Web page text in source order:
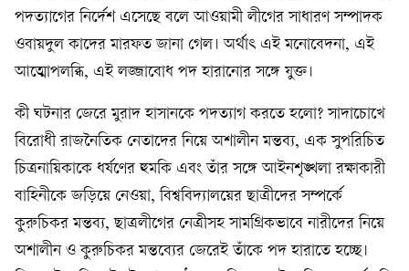
পদত্যাগের নির্দেশ এসেছে বলে আওয়ামী লীগের সাধারণ সম্পাদক
ওবায়দুল কাদের মারফত জানা গেল। অর্থাৎ এই মনোবেদনা, এই
আত্মোপলব্ধি, এই লজ্জাবোধ পদ হারানোর সঙ্গে যুক্ত।
কী ঘটনার জেরে মুরাদ হাসানকে পদত্যাগ করতে হলো? সাদাচোখে
বিরোধী রাজনৈতিক নেতাদের নিয়ে অশালীন মন্তব্য, এক সুপরিচিত
চিত্রনায়িকাকে ধর্ষণের হুমকি এবং তাঁর সঙ্গে আইনশৃঙ্খলা রক্ষাকারী
বাহিনীকে জড়িয়ে নেওয়া, বিশ্ববিদ্যালয়ের ছাত্রীদের সম্পর্কে
কুরুচিকর মন্তব্য, ছাত্রলীগের নেত্রীসহ সামগ্রিকভাবে নারীদের নিয়ে
অশালীন ও কুরুচিকর মন্তব্যের জেরেই তাঁকে পদ হারাতে হচ্ছে।